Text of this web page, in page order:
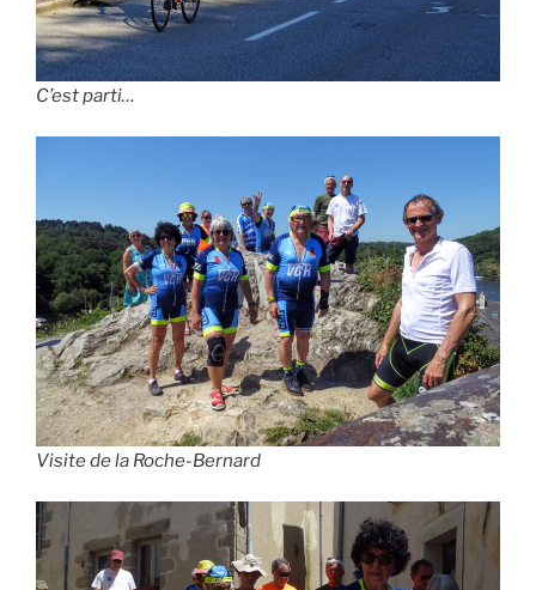
C’est parti…
Visite de la Roche-Bernard